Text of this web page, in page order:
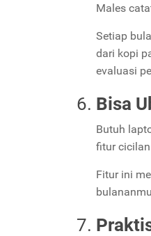
Males
Setiap
dari kopi
evaluasi
Bisa
Butuh
fitur
Fitur ini